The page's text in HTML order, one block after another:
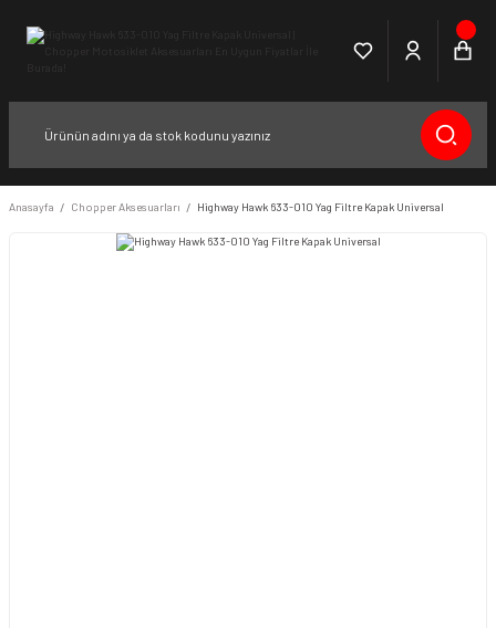
Anasayfa Chopper Aksesuarları Highway Hawk 633-010 Yag Filtre Kapak Universal